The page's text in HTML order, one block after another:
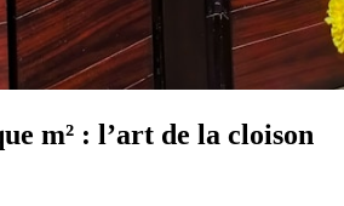
m² : l’art de la cloison